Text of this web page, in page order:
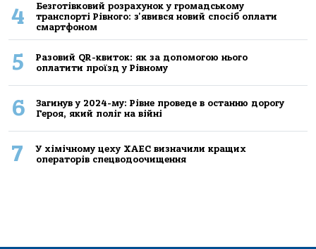
4
Безготівковий розрахунок у громадському
транспорті Рівного: з'явився новий спосіб оплати
смартфоном
5
Разовий QR-квиток: як за допомогою нього
оплатити проїзд у Рівному
6
Загинув у 2024-му: Рівне проведе в останню дорогу
Героя, який поліг на війні
7
У хімічному цеху ХАЕС визначили кращих
операторів спецводоочищення